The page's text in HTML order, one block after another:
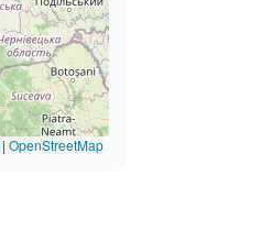
| OpenStreetMap